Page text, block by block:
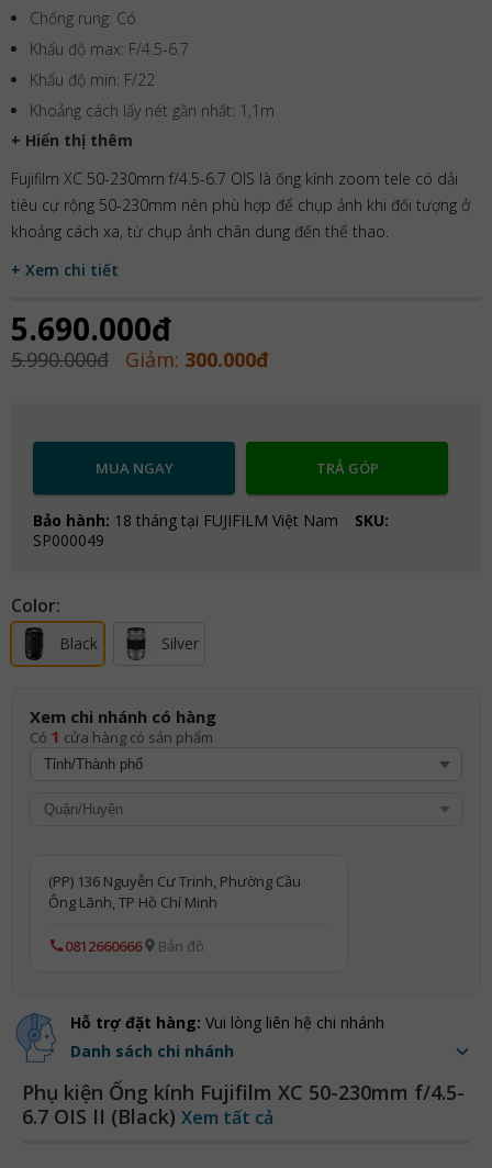
Chống rung: Có
Khẩu độ max: F/4.5-6.7
Khẩu độ min: F/22
Khoảng cách lấy nét gần nhất: 1,1m
+ Hiển thị thêm
Fujifilm XC 50-230mm f/4.5-6.7 OIS là ống kính zoom tele có dải
tiêu cự rộng 50-230mm nên phù hợp để chụp ảnh khi đối tượng ở
khoảng cách xa, từ chụp ảnh chân dung đến thể thao.
+ Xem chi tiết
5.690.000đ
5.990.000đ Giảm: 300.000đ
MUA NGAY TRẢ GÓP
Bảo hành: 18 tháng tại FUJIFILM Việt Nam
SKU:
SP000049
Color:
Black Silver
Xem chi nhánh có hàng
Có 1 cửa hàng có sản phẩm
(PP) 136 Nguyễn Cư Trinh, Phường Cầu
Ông Lãnh, TP Hồ Chí Minh
0812660666 Bản đồ
Hỗ trợ đặt hàng: Vui lòng liên hệ chi nhánh
Danh sách chi nhánh
Phụ kiện Ống kính Fujifilm XC 50-230mm f/4.5-
6.7 OIS II (Black) Xem tất cả